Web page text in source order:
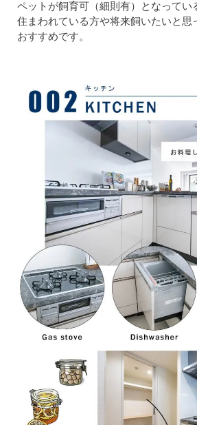
ペットが飼育可（細則有）となってい
住まわれている方や将来飼いたいと思
おすすめです。